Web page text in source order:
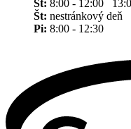
St: 8:00 - 12:00
Št: nestránkový deň
Pi: 8:00 - 12:30